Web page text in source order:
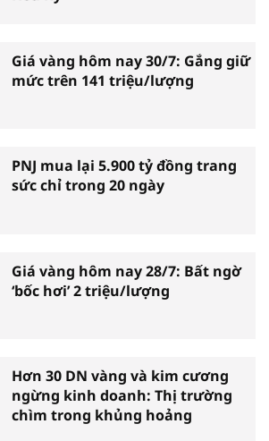
Giá vàng hôm nay 30/7: Gắng giữ
mức trên 141 triệu/lượng
PNJ mua lại 5.900 tỷ đồng trang
sức chỉ trong 20 ngày
Giá vàng hôm nay 28/7: Bất ngờ
‘bốc hơi’ 2 triệu/lượng
Hơn 30 DN vàng và kim cương
ngừng kinh doanh: Thị trường
chìm trong khủng hoảng